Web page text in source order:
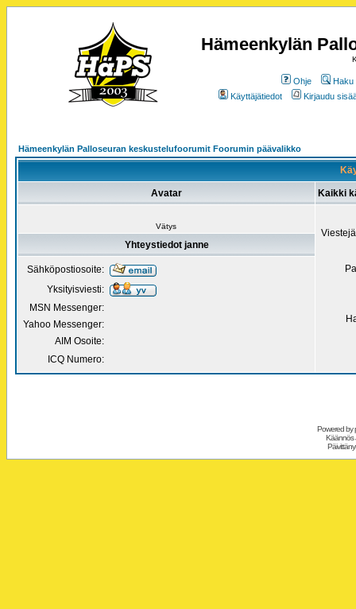
Hämeenkylän
Ohje
Haku
Käyttäjätiedot
Kirjaudu
Hämeenkylän Palloseuran keskustelufoorumit Foorumin päävalikko
Avatar Kaikki
Vätys
Yhteystiedot janne
Sähköpostiosoite:
Yksityisviesti:
MSN Messenger:
Yahoo Messenger:
AIM Osoite:
ICQ Numero:
Powered by
Käännös